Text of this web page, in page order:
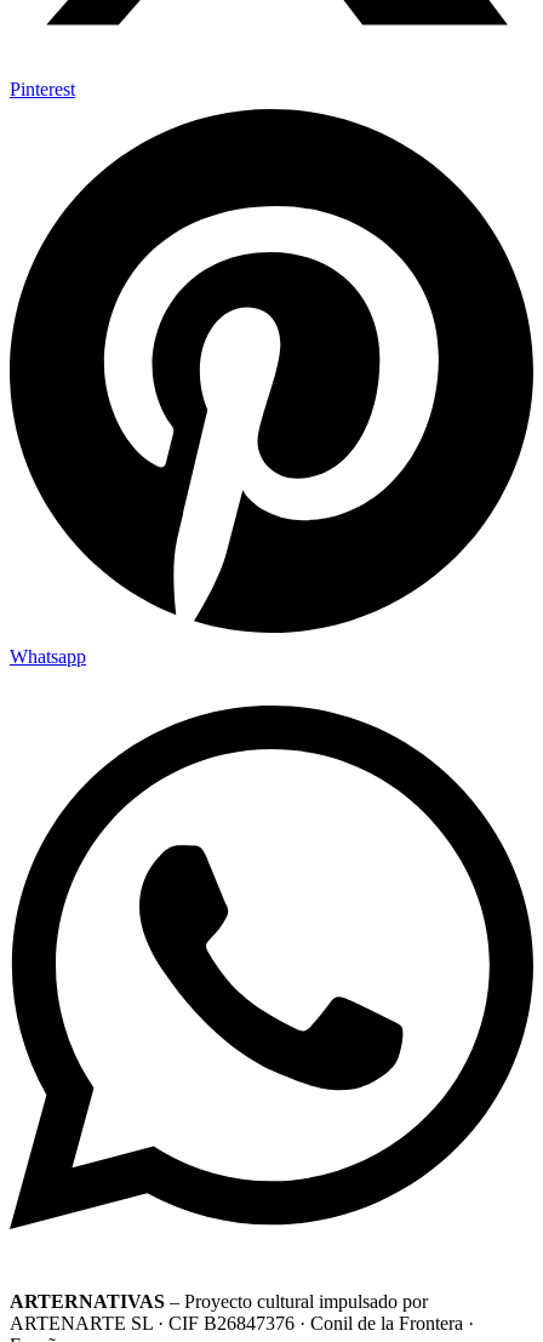
Pinterest
Whatsapp
ARTERNATIVAS – Proyecto cultural impulsado por
ARTENARTE SL · CIF B26847376 · Conil de la Frontera ·